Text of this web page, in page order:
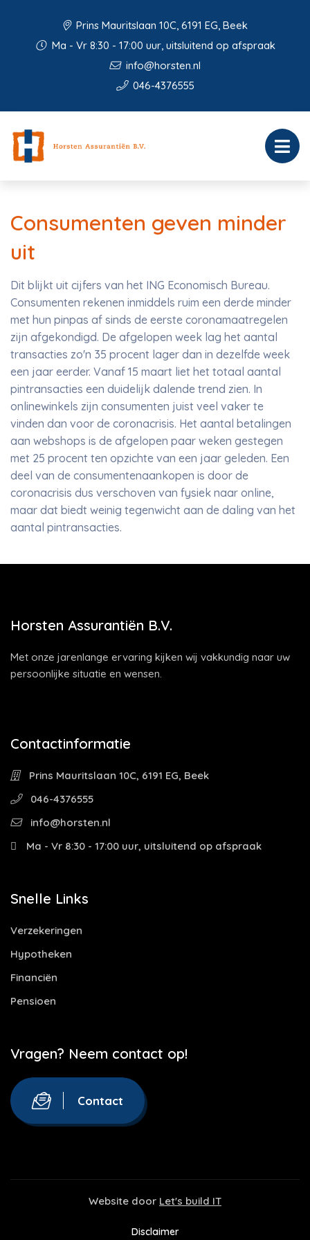
Prins Mauritslaan 10C, 6191 EG, Beek
Ma - Vr 8:30 - 17:00 uur, uitsluitend op afspraak
info@horsten.nl
046-4376555
Consumenten geven minder
uit
Dit blijkt uit cijfers van het ING Economisch Bureau.
Consumenten rekenen inmiddels ruim een derde minder
met hun pinpas af sinds de eerste coronamaatregelen
zijn afgekondigd. De afgelopen week lag het aantal
transacties zo'n 35 procent lager dan in dezelfde week
een jaar eerder. Vanaf 15 maart liet het totaal aantal
pintransacties een duidelijk dalende trend zien. In
onlinewinkels zijn consumenten juist veel vaker te
vinden dan voor de coronacrisis. Het aantal betalingen
aan webshops is de afgelopen paar weken gestegen
met 25 procent ten opzichte van een jaar geleden. Een
deel van de consumentenaankopen is door de
coronacrisis dus verschoven van fysiek naar online,
maar dat biedt weinig tegenwicht aan de daling van het
aantal pintransacties.
Horsten Assurantiën B.V.
Met onze jarenlange ervaring kijken wij vakkundig naar uw
persoonlijke situatie en wensen.
Contactinformatie
Prins Mauritslaan 10C, 6191 EG, Beek
046-4376555
info@horsten.nl
Ma - Vr 8:30 - 17:00 uur, uitsluitend op afspraak
Snelle Links
Verzekeringen
Hypotheken
Financiën
Pensioen
Vragen? Neem contact op!
Contact
Website door Let's build IT
Disclaimer